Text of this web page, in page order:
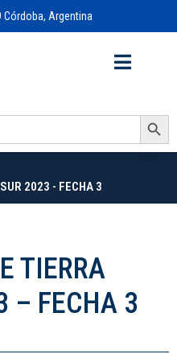
Córdoba, Argentina
Search Button
2023 - FECHA 3
TIERRA
– FECHA 3